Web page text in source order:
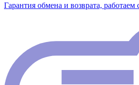
Гарантия обмена и возврата, работаем